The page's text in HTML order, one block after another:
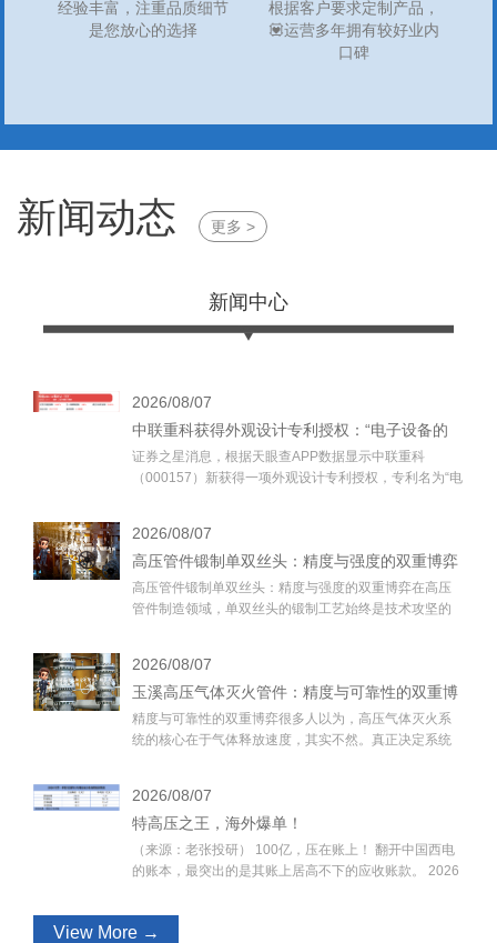
经验丰富，注重品质细节
是您放心的选择
根据客户要求定制产品，
💟运营多年拥有较好业内
口碑
新闻动态 更多 >
新闻中心
2026/08/07
中联重科获得外观设计专利授权：“电子设备的
高压线接近报警图形用户界面”
证券之星消息，根据天眼查APP数据显示中联重科
（000157）新获得一项外观设计专利授权，专利名为“电
要：1.本外观设计产品的名称：电子设备的高压线接近报
警图形用户界面。2.本外观设计产品的用途：一种电子设
备。3.本外观设计产品的设计要点：在于图形用户界面。
4.最能表明设计要点的图
2026/08/07
高压管件锻制单双丝头：精度与强度的双重博弈
高压管件锻制单双丝头：精度与强度的双重博弈在高压
管件制造领域，单双丝头的锻制工艺始终是技术攻坚的
的密封性能与抗疲劳寿命。以某深海油气开采项目为
例，其使用的DN300高压管件需承受-40℃低温与
120MPa高压的双重考验，传统双丝头设计因应力集中问
题导致密封面裂纹频发，而单丝头通过优化螺纹升角与
2026/08/07
玉溪高压气体灭火管件：精度与可靠性的双重博
弈
精度与可靠性的双重博弈很多人以为，高压气体灭火系
统的核心在于气体释放速度，其实不然。真正决定系统
被忽视的真相：当管件公差超过0.05mm时，即使气体释
放速度达标，系统仍可能在0.3秒内因局部压力失衡而失
效。密封性：被低估的灭火效率杀手听起来可能反直
觉，但在高压气体灭火场景中，管件密封性对灭火效率
2026/08/07
特高压之王，海外爆单！
（来源：老张投研） 100亿，压在账上！ 翻开中国西电
的账本，最突出的是其账上居高不下的应收账款。 2026
是当期总营收的2倍，同时也是公司第一大资产项目。 当
我们把视角放在整个行业，2026年第一季度共有四家电
View More →